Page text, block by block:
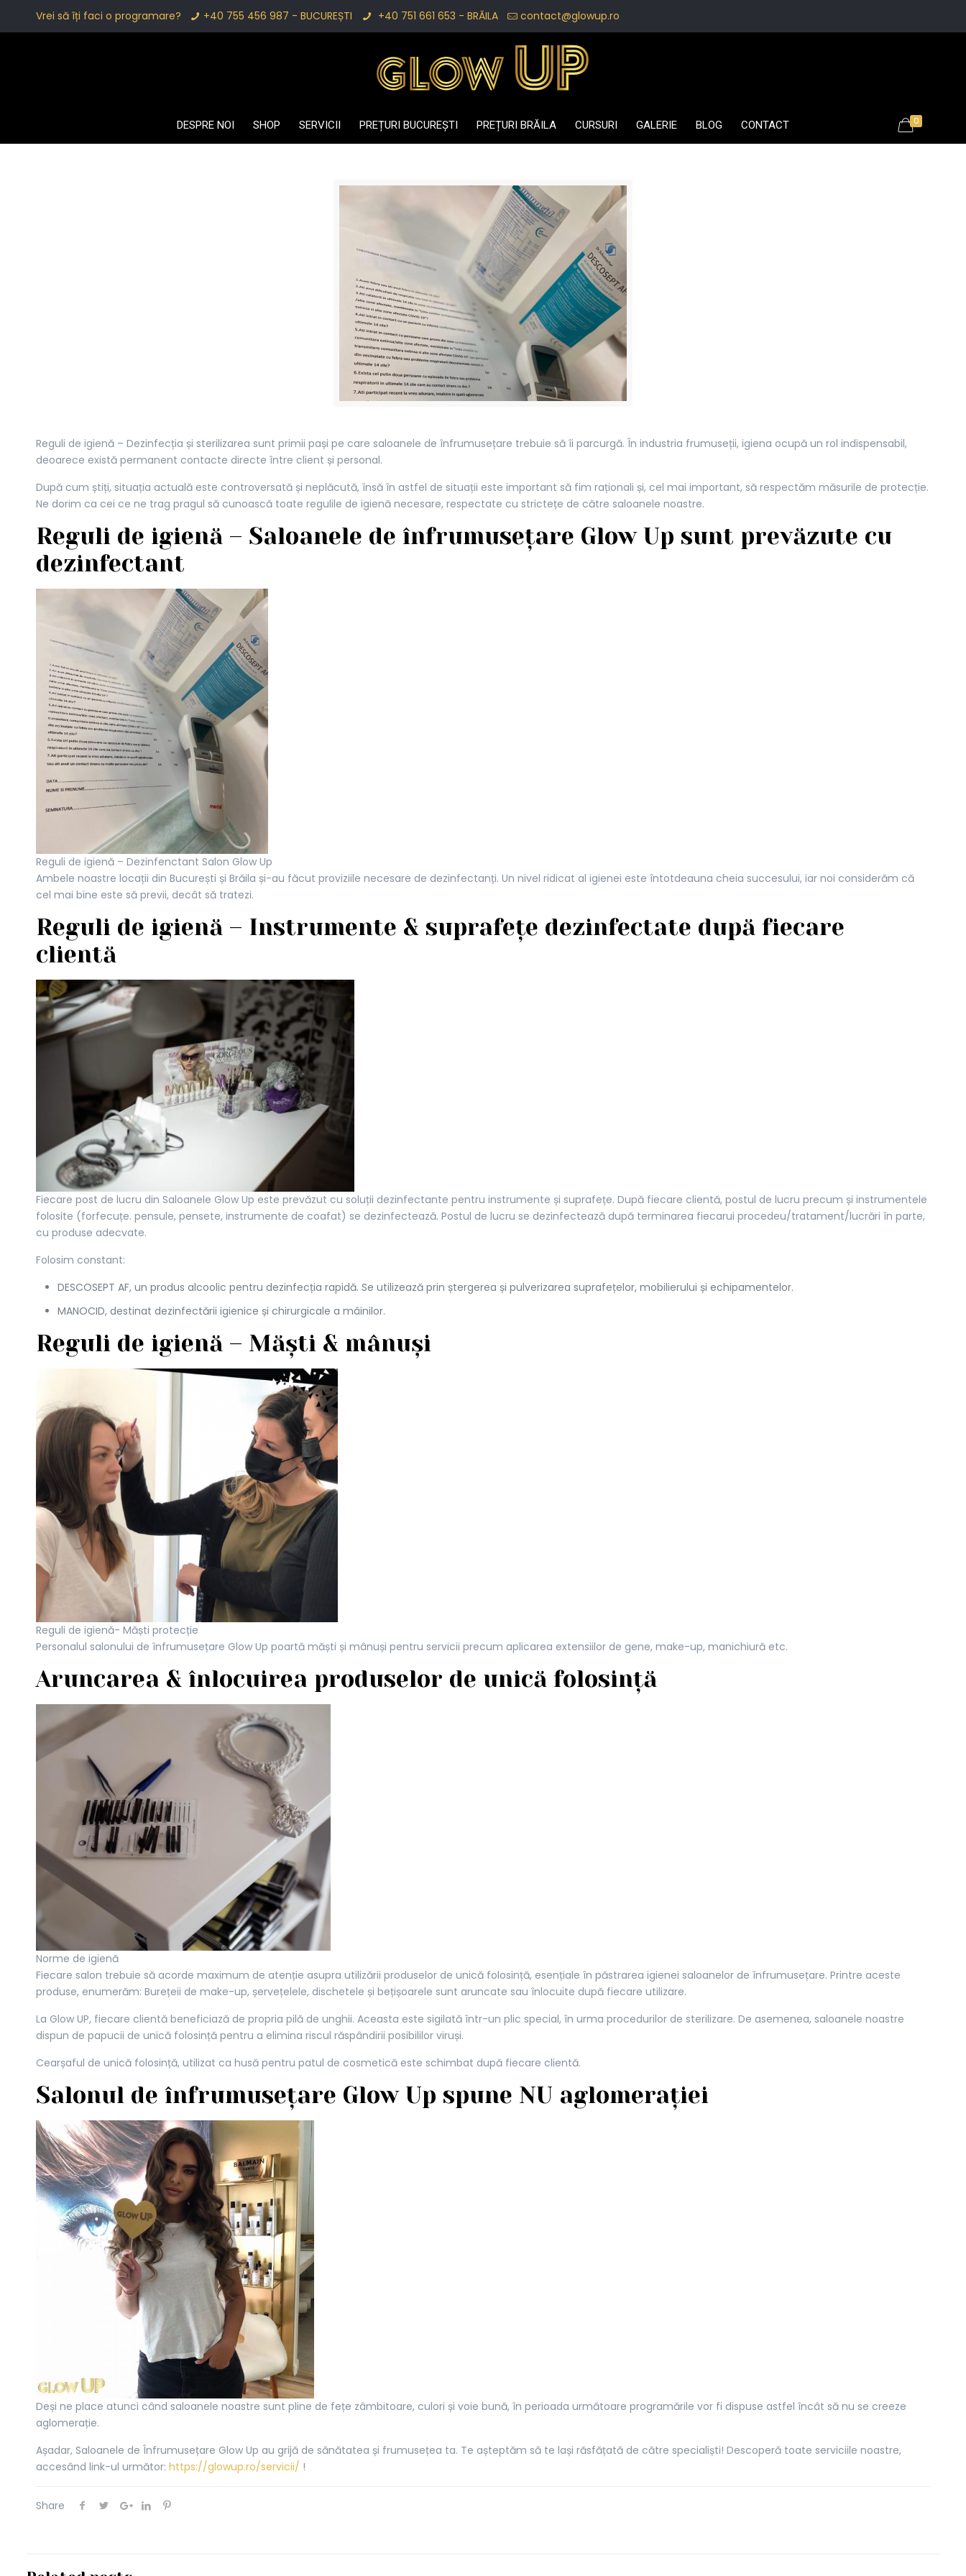
Vrei să îți faci o programare? +40 755 456 987 - BUCUREȘTI +40 751 661 653 - BRĂILA contact@glowup.ro
DESPRE NOI SHOP SERVICII PREȚURI BUCUREȘTI PREȚURI BRĂILA CURSURI GALERIE BLOG CONTACT 0
Reguli de igienă – Dezinfecția și sterilizarea sunt primii pași pe care saloanele de înfrumusețare trebuie să îi parcurgă. În industria frumuseții, igiena ocupă un rol indispensabil,
deoarece există permanent contacte directe între client și personal.
După cum știți, situația actuală este controversată și neplăcută, însă în astfel de situații este important să fim raționali și, cel mai important, să respectăm măsurile de protecție.
Ne dorim ca cei ce ne trag pragul să cunoască toate regulile de igienă necesare, respectate cu strictețe de către saloanele noastre.
Reguli de igienă – Saloanele de înfrumusețare Glow Up sunt prevăzute cu
dezinfectant
Reguli de igienă – Dezinfenctant Salon Glow Up
Ambele noastre locații din București și Brăila și-au făcut proviziile necesare de dezinfectanți. Un nivel ridicat al igienei este întotdeauna cheia succesului, iar noi considerăm că
cel mai bine este să previi, decât să tratezi.
Reguli de igienă – Instrumente & suprafețe dezinfectate după fiecare
clientă
Fiecare post de lucru din Saloanele Glow Up este prevăzut cu soluții dezinfectante pentru instrumente și suprafețe. După fiecare clientă, postul de lucru precum și instrumentele
folosite (forfecuțe. pensule, pensete, instrumente de coafat) se dezinfectează. Postul de lucru se dezinfectează după terminarea fiecarui procedeu/tratament/lucrări în parte,
cu produse adecvate.
Folosim constant:
DESCOSEPT AF, un produs alcoolic pentru dezinfecția rapidă. Se utilizează prin ștergerea și pulverizarea suprafețelor, mobilierului și echipamentelor.
MANOCID, destinat dezinfectării igienice și chirurgicale a mâinilor.
Reguli de igienă – Măști & mânuși
Reguli de igienă- Măști protecție
Personalul salonului de înfrumusețare Glow Up poartă măști și mânuși pentru servicii precum aplicarea extensiilor de gene, make-up, manichiură etc.
Aruncarea & înlocuirea produselor de unică folosință
Norme de igienă
Fiecare salon trebuie să acorde maximum de atenție asupra utilizării produselor de unică folosință, esențiale în păstrarea igienei saloanelor de înfrumusețare. Printre aceste
produse, enumerăm: Burețeii de make-up, șervețelele, dischetele și bețișoarele sunt aruncate sau înlocuite după fiecare utilizare.
La Glow UP, fiecare clientă beneficiază de propria pilă de unghii. Aceasta este sigilată într-un plic special, în urma procedurilor de sterilizare. De asemenea, saloanele noastre
dispun de papucii de unică folosință pentru a elimina riscul răspândirii posibililor viruși.
Cearșaful de unică folosință, utilizat ca husă pentru patul de cosmetică este schimbat după fiecare clientă.
Salonul de înfrumusețare Glow Up spune NU aglomerației
Deși ne place atunci când saloanele noastre sunt pline de fețe zâmbitoare, culori și voie bună, în perioada următoare programările vor fi dispuse astfel încât să nu se creeze
aglomerație.
Așadar, Saloanele de Înfrumusețare Glow Up au grijă de sănătatea și frumusețea ta. Te așteptăm să te lași răsfățată de către specialiști! Descoperă toate serviciile noastre,
accesând link-ul următor: https://glowup.ro/servicii/ !
Share